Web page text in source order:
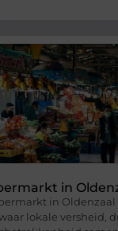
in
in Oldenzaal
lokale versheid,